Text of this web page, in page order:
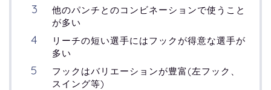
他のパンチとのコンビネーションで使うこと
が多い
リーチの短い選手にはフックが得意な選手が
多い
フックはバリエーションが豊富(左フック、
スイング等)